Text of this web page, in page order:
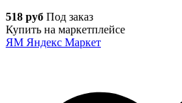
518 руб Под заказ
Купить на маркетплейсе
ЯМ Яндекс Маркет